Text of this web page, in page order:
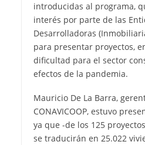
introducidas al programa,
interés por parte de las
Desarrolladoras
para presentar proyectos,
dificultad para el sector
efectos de la pandemia.
Mauricio De La Barra,
CONAVICOOP, estuvo
ya que -de los 125
se traducirán en 25.022